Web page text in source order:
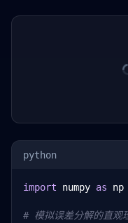
python
import numpy as np
# 模拟误差分解的直观